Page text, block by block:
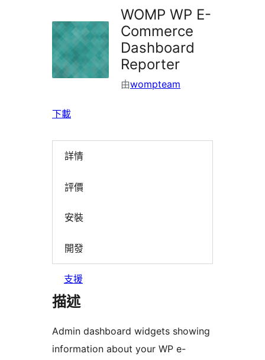
WOMP WP E-
Commerce
Dashboard
Reporter
由wompteam
下載
詳情
評價
安裝
開發
支援
描述
Admin dashboard widgets showing
information about your WP e-